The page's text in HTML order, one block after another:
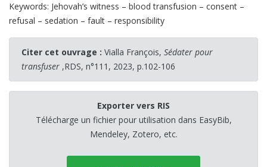
Keywords: Jehovah’s witness – blood transfusion – consent –
refusal – sedation – fault – responsibility
Citer cet ouvrage : Vialla François, Sédater pour
transfuser ,RDS, n°111, 2023, p.102-106
Exporter vers RIS
Télécharge un fichier pour utilisation dans EasyBib,
Mendeley, Zotero, etc.